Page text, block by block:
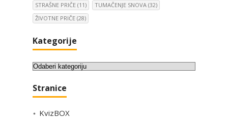
STRAŠNE PRIČE (11) TUMAČENJE SNOVA (32)
ŽIVOTNE PRIČE (28)
Kategorije
K
t
g
Stranice
KvizBOX